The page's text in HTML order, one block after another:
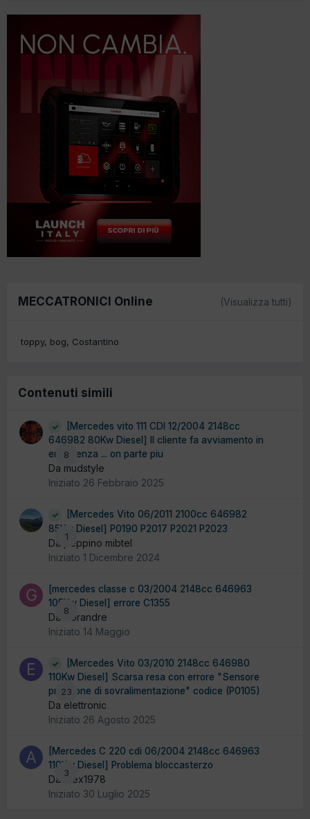
MECCATRONICI Online (Visualizza tutti)
toppy bog Costantino
Contenuti simili
8
[Mercedes vito 111 CDI 12/2004 2148cc
646982 80Kw Diesel] Il cliente fa avviamento in
emergenza ... on parte piu
Da mudstyle
Iniziato 26 Febbraio 2025
1
[Mercedes Vito 06/2011 2100cc 646982
85Kw Diesel] P0190 P2017 P2021 P2023
Da peppino mibtel
Iniziato 1 Dicembre 2024
8
[mercedes classe c 03/2004 2148cc 646963
105Kw Diesel] errore C1355
Da Gorandre
Iniziato 14 Maggio
23
[Mercedes Vito 03/2010 2148cc 646980
110Kw Diesel] Scarsa resa con errore "Sensore
pressione di sovralimentazione" codice (P0105)
Da elettronic
Iniziato 26 Agosto 2025
3
[Mercedes C 220 cdi 06/2004 2148cc 646963
110Kw Diesel] Problema bloccasterzo
Da Alex1978
Iniziato 30 Luglio 2025